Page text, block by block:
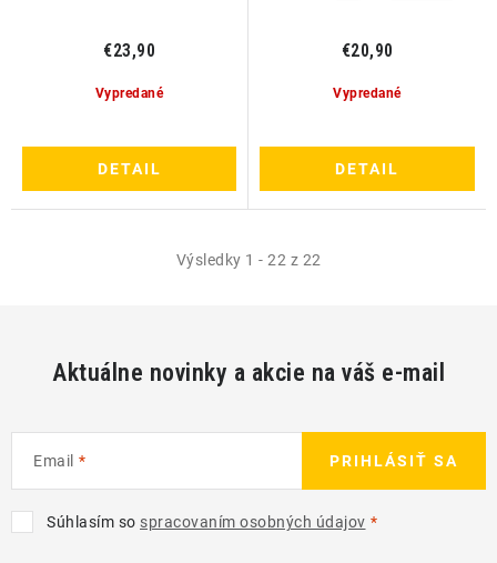
Vypredané
€23,90
DETAIL
Vypredané
€20,90
DETAIL
Výsledky 1 - 22 z 22
Aktuálne novinky a akcie na váš e-mail
Email
Súhlasím so spracovaním osobných údajov
PRIHLÁSIŤ SA